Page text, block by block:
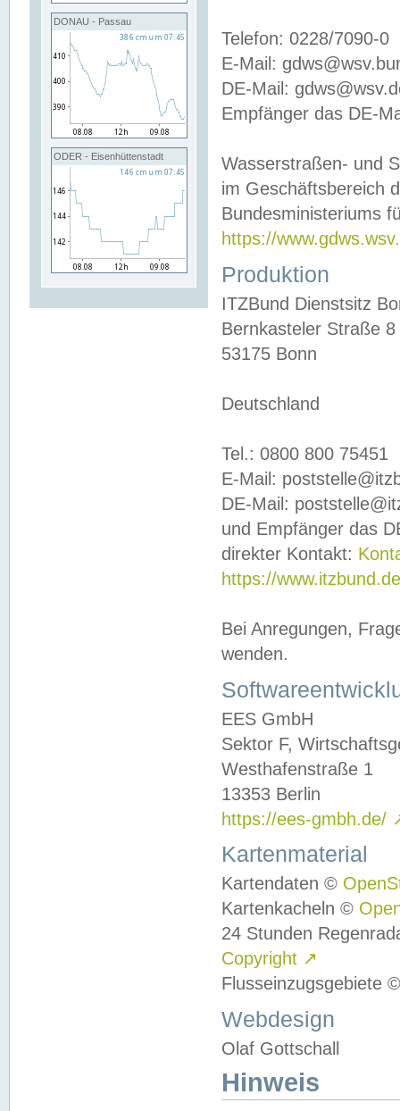
DONAU - Passau
ODER - Eisenhüttenstadt
Telefon: 0228/7090-0
E-Mail:
DE-Mail:
Empfänger das DE-
Wasserstraßen- und
im Geschäftsbereich
Bundesministeriums
https://
Produktion
ITZBund Dienstsitz
Bernkasteler Straße 8
53175 Bonn
Deutschland
Tel.: 0800 800 75451
E-Mail:
DE-Mail:
und Empfänger das
direkter Kontakt:
https://
Bei Anregungen,
wenden.
EES GmbH
Sektor F,
Westhafenstraße 1
13353 Berlin
https://ees-gmbh.de/
Kartenmaterial
Kartendaten ©
Kartenkacheln ©
24 Stunden
Copyright ↗
Flusseinzugsgebiete
Webdesign
Olaf Gottschall
Hinweis